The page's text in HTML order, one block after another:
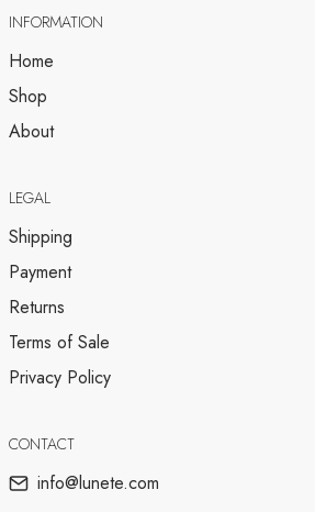
INFORMATION
Home
Shop
About
LEGAL
Shipping
Payment
Returns
Terms of Sale
Privacy Policy
CONTACT
info@lunete.com